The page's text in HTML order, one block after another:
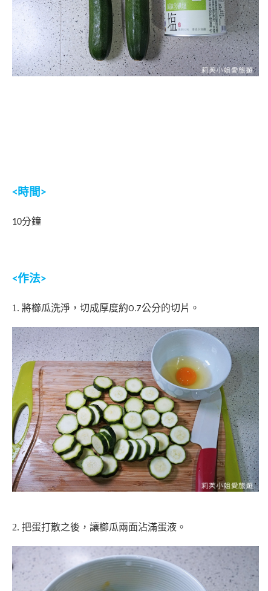
<時間 >
10分鐘
<作法>
1. 將櫛瓜洗淨，切成厚度約0.7公分的切片。
2. 把蛋打散之後，讓櫛瓜兩面沾滿蛋液。